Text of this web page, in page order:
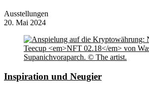
Ausstellungen
20. Mai 2024
Inspiration und Neugier